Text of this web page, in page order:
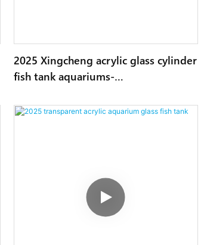
2025 Xingcheng acrylic glass cylinder
fish tank aquariums-